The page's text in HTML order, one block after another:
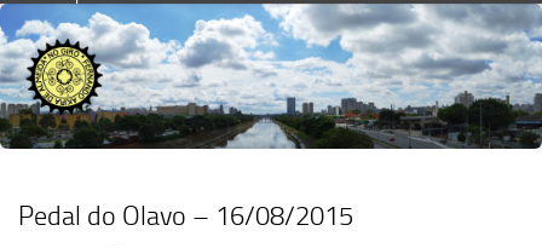
Skip
to
content
Pedal do Olavo – 16/08/2015